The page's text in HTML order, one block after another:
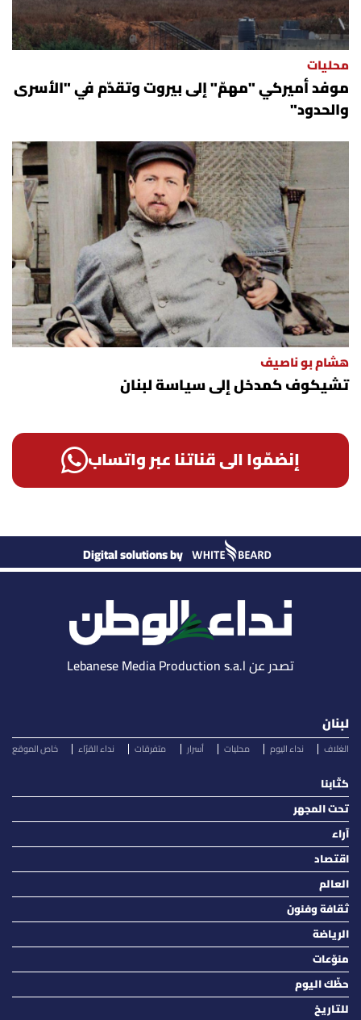
محليات
موفد أميركي "مهمّ" إلى بيروت وتقدّم في "الأسرى
والحدود"
هشام بو ناصيف
تشيكوف كمدخل إلى سياسة لبنان
إنضمّوا الى قناتنا عبر واتساب
Digital solutions by
تصدر عن Lebanese Media Production s.a.l
لبنان
الغلاف نداء اليوم محليات أسرار متفرقات نداء القرّاء خاص الموقع
كتّابنا
تحت المجهر
آراء
اقتصاد
العالم
ثقافة وفنون
الرياضة
منوّعات
حظّك اليوم
للتاريخ